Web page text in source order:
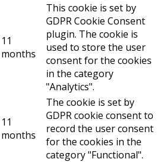
11
months
This cookie is set by
GDPR Cookie Consent
plugin. The cookie is
used to store the user
consent for the cookies
in the category
"Analytics".
11
months
The cookie is set by
GDPR cookie consent to
record the user consent
for the cookies in the
category "Functional".